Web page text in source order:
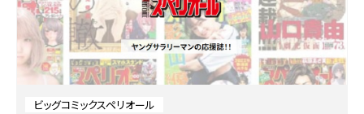
ビッグコミックスペリオール